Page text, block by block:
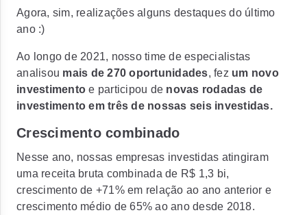
Agora, sim, realizações alguns destaques do último
ano :)
Ao longo de 2021, nosso time de especialistas
analisou mais de 270 oportunidades, fez um novo
investimento e participou de novas rodadas de
investimento em três de nossas seis investidas.
Crescimento combinado
Nesse ano, nossas empresas investidas atingiram
uma receita bruta combinada de R$ 1,3 bi,
crescimento de +71% em relação ao ano anterior e
crescimento médio de 65% ao ano desde 2018.